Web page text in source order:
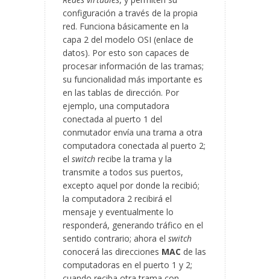
configuración a través de la propia
red. Funciona básicamente en la
capa 2 del modelo OSI (enlace de
datos). Por esto son capaces de
procesar información de las tramas;
su funcionalidad más importante es
en las tablas de dirección. Por
ejemplo, una computadora
conectada al puerto 1 del
conmutador envía una trama a otra
computadora conectada al puerto 2;
el switch recibe la trama y la
transmite a todos sus puertos,
excepto aquel por donde la recibió;
la computadora 2 recibirá el
mensaje y eventualmente lo
responderá, generando tráfico en el
sentido contrario; ahora el switch
conocerá las direcciones MAC de las
computadoras en el puerto 1 y 2;